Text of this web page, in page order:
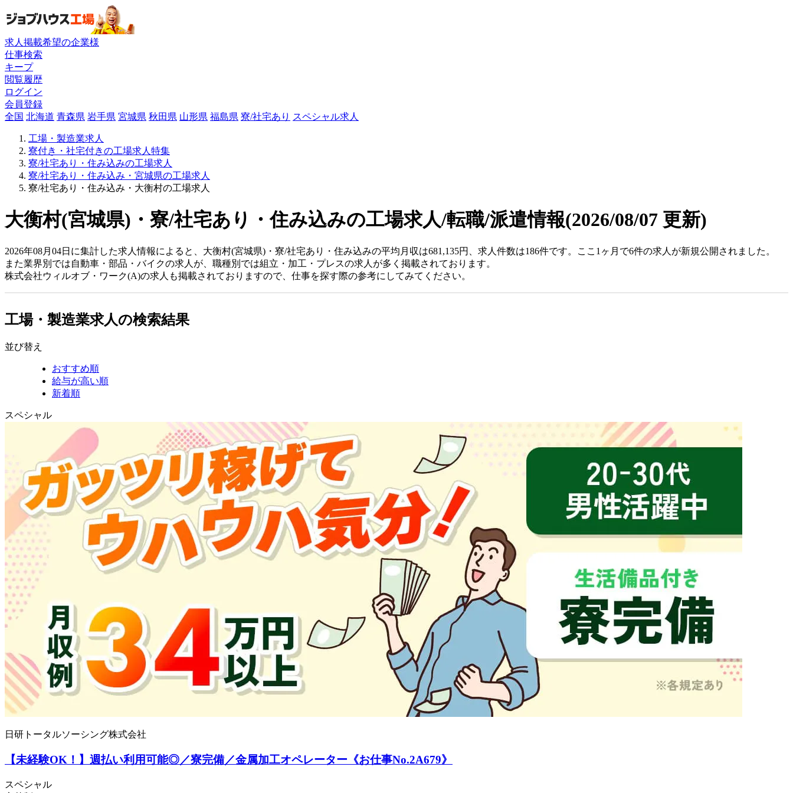
求人掲載希望の企業様
仕事検索
キープ
閲覧履歴
ログイン
会員登録
全国 北海道 青森県 岩手県 宮城県 秋田県 山形県 福島県 寮/社宅あり スペシャル求人
工場・製造業求人
寮付き・社宅付きの工場求人特集
寮/社宅あり・住み込みの工場求人
寮/社宅あり・住み込み・宮城県の工場求人
寮/社宅あり・住み込み・大衡村の工場求人
大衡村(宮城県)・寮/社宅あり・住み込みの工場求人/転職/派遣情報(2026/08/07 更新)
2026年08月04日に集計した求人情報によると、大衡村(宮城県)・寮/社宅あり・住み込みの平均月収は681,135円、求人件数は186件です。ここ1ヶ月で6件の求人が新規公開されました。
また業界別では自動車・部品・バイクの求人が、職種別では組立・加工・プレスの求人が多く掲載されております。
株式会社ウィルオブ・ワーク(A)の求人も掲載されておりますので、仕事を探す際の参考にしてみてください。
工場・製造業求人の検索結果
並び替え
おすすめ順
給与が高い順
新着順
スペシャル
日研トータルソーシング株式会社
【未経験OK！】週払い利用可能◎／寮完備／金属加工オペレーター《お仕事No.2A679》
スペシャル